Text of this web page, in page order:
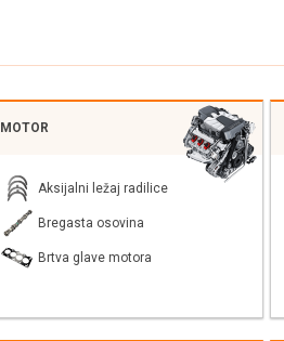
MOTOR
Aksijalni ležaj radilice
Bregasta osovina
Brtva glave motora